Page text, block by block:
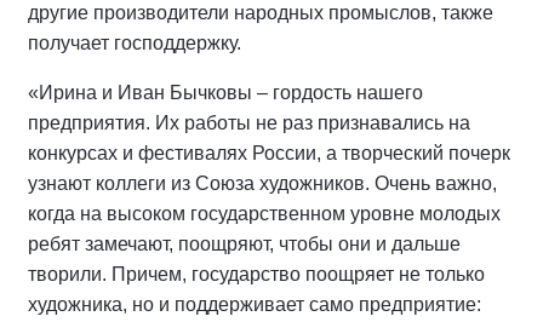
другие производители народных промыслов, также
получает господдержку.
«Ирина и Иван Бычковы – гордость нашего
предприятия. Их работы не раз признавались на
конкурсах и фестивалях России, а творческий почерк
узнают коллеги из Союза художников. Очень важно,
когда на высоком государственном уровне молодых
ребят замечают, поощряют, чтобы они и дальше
творили. Причем, государство поощряет не только
художника, но и поддерживает само предприятие: